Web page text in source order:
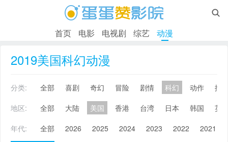

首页 电影 电视剧 综艺 动漫
2019美国科幻动漫
分类: 全部 喜剧 奇幻 冒险 剧情 科幻 动作
搞
地区:
全部 大陆 美国 香港 台湾 日本 韩国
英
年代:
全部 2026 2025 2024 2023 2022 2021